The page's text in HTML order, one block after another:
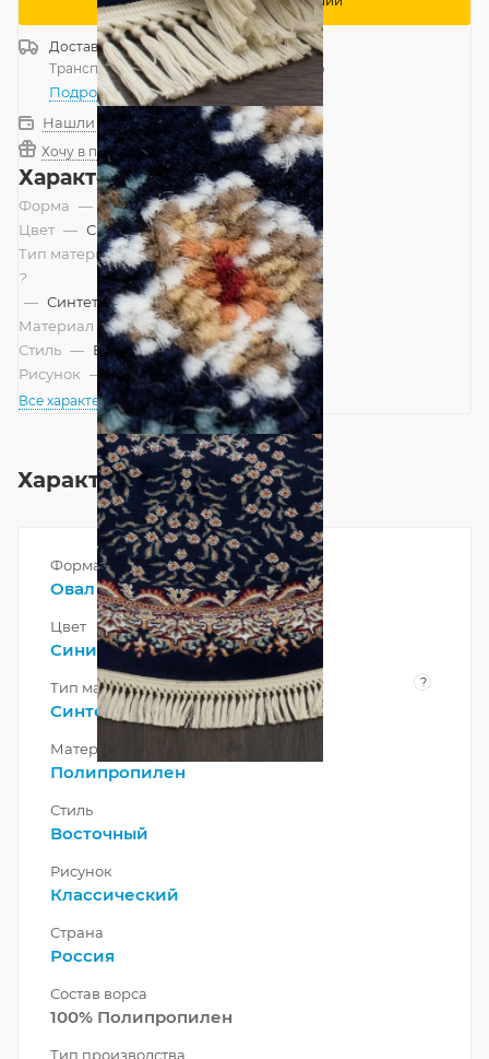
ДоставкаРоссия
Транспортной компанией —бесплатно
Подробнее
Нашли дешевле?
Хочу в подарок
Характеристики
Форма — Овал
Цвет — Синий
Тип материала
?
— Синтетический
Материал — Полипропилен
Стиль — Восточный
Рисунок — Классический
Все характеристики
Характеристики
Форма
Овал
Цвет
Синий
Тип материала ?
Синтетический
Материал
Полипропилен
Стиль
Восточный
Рисунок
Классический
Страна
Россия
Состав ворса
100% Полипропилен
Тип производства